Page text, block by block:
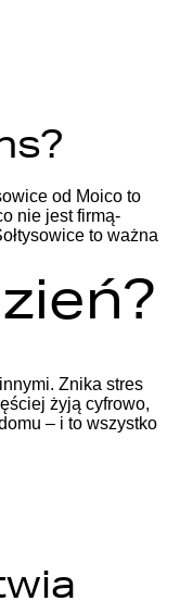
od Moico to
nie jest firmą-
to ważna
Znika stres
żyją cyfrowo,
– i to wszystko